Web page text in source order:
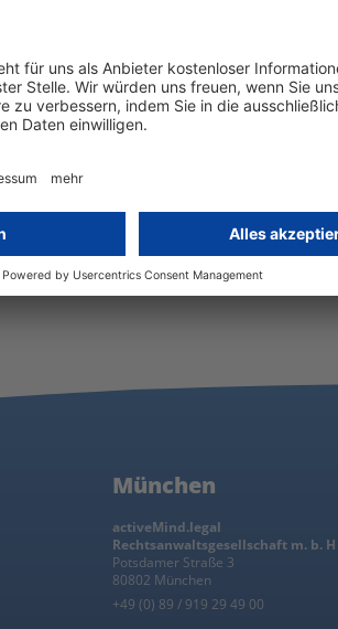
kein
von bis zu 2.000 EUR
Aufforderung im
durchgeführten
Art von Tätigkeit von
München
activeMind.legal
Rechtsanwaltsgesellschaft m. b. H
Potsdamer Straße 3
80802 München
+49 (0) 89 / 919 29 49 00